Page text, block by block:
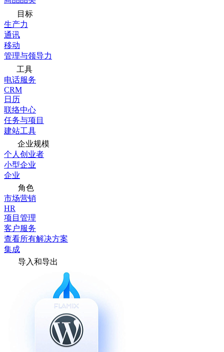
目标
生产力
通讯
移动
管理与领导力
工具
电话服务
CRM
日历
联络中心
任务与项目
建站工具
企业规模
个人创业者
小型企业
企业
角色
市场营销
HR
项目管理
客户服务
查看所有解决方案
集成
导入和导出